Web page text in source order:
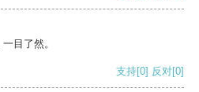
目了然。
支持[0] 反对[0]